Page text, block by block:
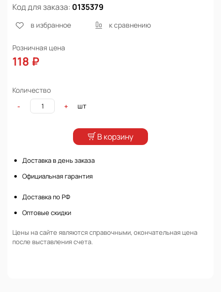
Код для заказа: 0135379
в избранное к сравнению
Розничная цена
118 ₽
Количество
-
+ шт
В корзину
Доставка в день заказа
Официальная гарантия
Доставка по РФ
Оптовые скидки
Цены на сайте являются справочными, окончательная цена
после выставления счета.